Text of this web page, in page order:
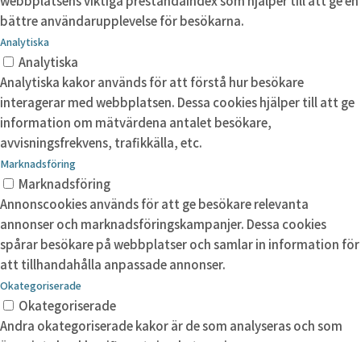
bättre användarupplevelse för besökarna.
Analytiska
Analytiska
Analytiska kakor används för att förstå hur besökare
interagerar med webbplatsen. Dessa cookies hjälper till att ge
information om mätvärdena antalet besökare,
avvisningsfrekvens, trafikkälla, etc.
Marknadsföring
Marknadsföring
Annonscookies används för att ge besökare relevanta
annonser och marknadsföringskampanjer. Dessa cookies
spårar besökare på webbplatser och samlar in information för
att tillhandahålla anpassade annonser.
Okategoriserade
Okategoriserade
Andra okategoriserade kakor är de som analyseras och som